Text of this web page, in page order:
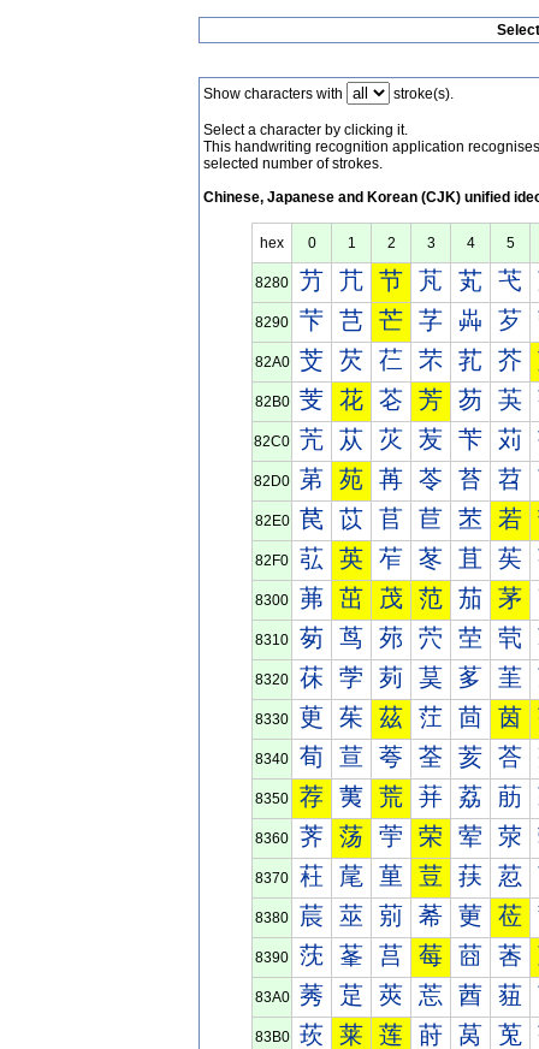
Show characters with stroke(s).
Select a character by clicking it.
This handwriting recognition application
selected number of strokes.
Chinese, Japanese and Korean (CJK) unified
hex 0 1 2 3 4 5
8280 芀 芁 节 芃 芄 芅
8290 芐 芑 芒 芓 芔 芕
82A0 芠 芡 芢 芣 芤 芥
82B0 芰 花 芲 芳 芴 芵
82C0 苀 苁 苂 苃 苄 苅
82D0 苐 苑 苒 苓 苔 苕
82E0 苠 苡 苢 苣 苤 若
82F0 苰 英 苲 苳 苴 苵
8300 茀 茁 茂 范 茄 茅
8310 茐 茑 茒 茓 茔 茕
8320 茠 茡 茢 茣 茤 茥
8330 茰 茱 茲 茳 茴 茵
8340 荀 荁 荂 荃 荄 荅
8350 荐 荑 荒 荓 荔 荕
8360 荠 荡 荢 荣 荤 荥
8370 荰 荱 荲 荳 荴 荵
8380 莀 莁 莂 莃 莄 莅
8390 莐 莑 莒 莓 莔 莕
83A0 莠 莡 莢 莣 莤 莥
83B0 莰 莱 莲 莳 莴 莵